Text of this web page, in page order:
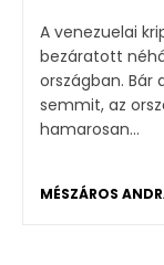
A venezuelai
bezáratott
országban. Bár a jelentések még nem közöltek
semmit, az
hamarosan...
MÉSZÁROS